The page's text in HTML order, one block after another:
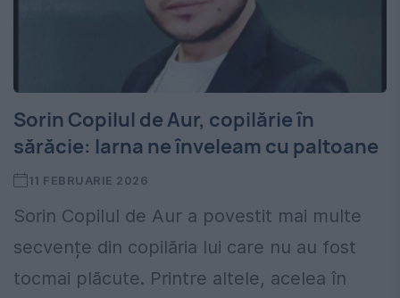
Sorin Copilul de Aur, copilărie în
sărăcie: Iarna ne înveleam cu paltoane
11 FEBRUARIE 2026
Sorin Copilul de Aur a povestit mai multe
secvențe din copilăria lui care nu au fost
tocmai plăcute. Printre altele, acelea în